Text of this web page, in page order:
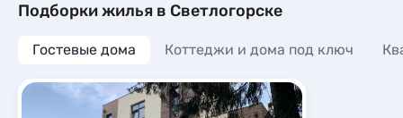
Подборки жилья в Светлогорске
Гостевые дома Коттеджи и дома под ключ